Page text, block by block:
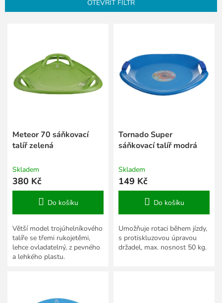
í
OTEVŘÍT FILTR
Meteor 70 sáňkovací
talíř zelená
Skladem
380 Kč
Do košíku
Větší model trojúhelníkového
talíře se třemi rukojetěmi,
lehce ovladatelný, z pevného
a lehkého plastu.
Tornado Super
sáňkovací talíř modrá
Skladem
149 Kč
Do košíku
Umožňuje rotaci během jízdy,
s protiskluzovou úpravou
držadel, max. nosnost 50 kg.